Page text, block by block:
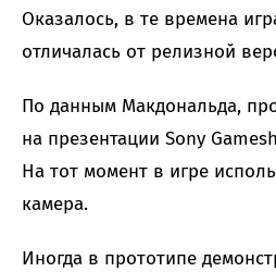
Оказалось, в те времена
отличалась от релизной
По данным Макдональда,
на презентации Sony
На тот момент в игре
камера.
Иногда в прототипе